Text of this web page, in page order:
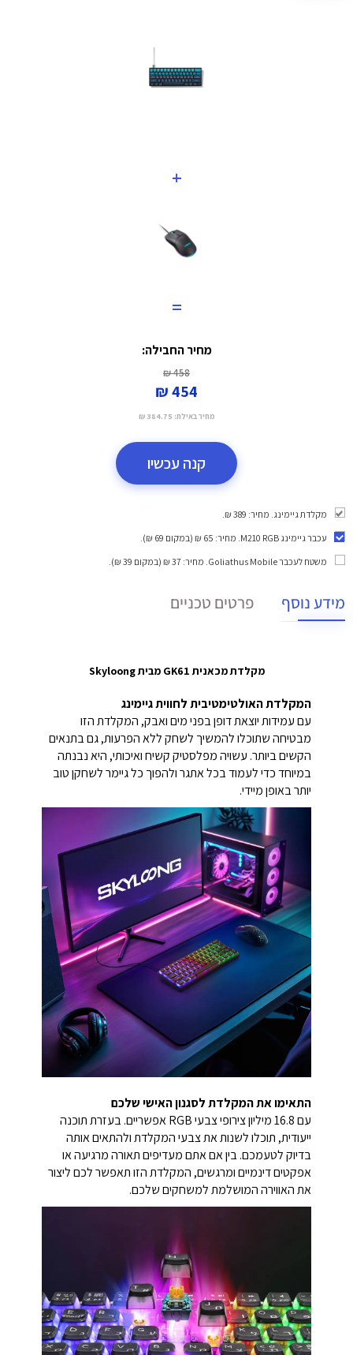
+
=
מחיר החבילה:
458 ₪
454 ₪
מחיר באילת: 384.75 ₪
קנה עכשיו
מקלדת גיימינג. מחיר: 389 ₪.
עכבר גיימינג M210 RGB
. מחיר: 65 ₪ (במקום 69 ₪).
משטח לעכבר Goliathus Mobile
. מחיר: 37 ₪ (במקום 39 ₪).
מידע נוסף פרטים טכניים
מקלדת מכאנית GK61 מבית Skyloong
המקלדת האולטימטיבית לחווית גיימינג
עם עמידות יוצאת דופן בפני מים ואבק, המקלדת הזו
מבטיחה שתוכלו להמשיך לשחק ללא הפרעות, גם בתנאים
הקשים ביותר. עשויה מפלסטיק קשיח ואיכותי, היא נבנתה
במיוחד כדי לעמוד בכל אתגר ולהפוך כל גיימר לשחקן טוב
יותר באופן מיידי.
התאימו את המקלדת לסגנון האישי שלכם
עם 16.8 מיליון צירופי צבעי RGB אפשריים. בעזרת תוכנה
ייעודית, תוכלו לשנות את צבעי המקלדת ולהתאים אותה
בדיוק לטעמכם. בין אם אתם מעדיפים תאורה מרגיעה או
אפקטים דינמיים ומרגשים, המקלדת הזו תאפשר לכם ליצור
את האווירה המושלמת למשחקים שלכם.